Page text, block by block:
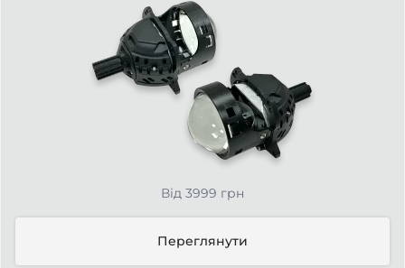
Від 3999 грн
Переглянути